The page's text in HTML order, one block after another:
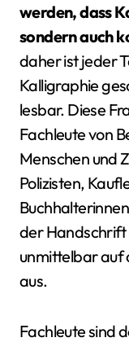
werden, dass
sondern auch
daher ist jeder
Kalligraphie
lesbar. Diese
Fachleute von
Menschen und
Polizisten,
der Handschrift
unmittelbar auf
aus.
Fachleute sind